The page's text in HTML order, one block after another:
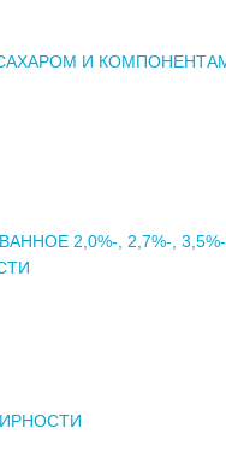
И
2,0%-, 2,7%-, 3,5%-